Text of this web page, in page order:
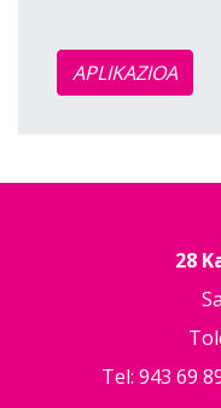
APLIKAZIOA
28
Tel: 943 69